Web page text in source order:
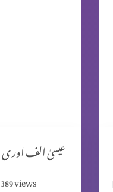
عیسیٰ الف اور ی
389views